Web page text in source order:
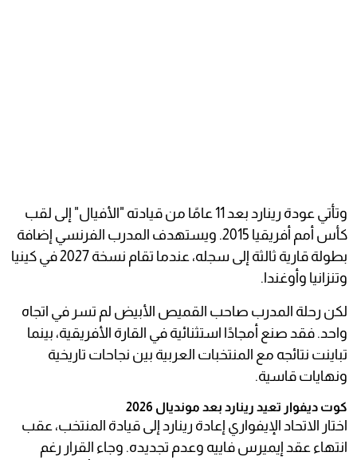
وتأتي عودة رينارد بعد 11 عامًا من قيادته "الأفيال" إلى لقب
كأس أمم أفريقيا 2015. ويستهدف المدرب الفرنسي إضافة
بطولة قارية ثالثة إلى سجله، عندما تقام نسخة 2027 في كينيا
وتنزانيا وأوغندا.
لكن رحلة المدرب صاحب القميص الأبيض لم تسر في اتجاه
واحد. فقد صنع أمجادًا استثنائية في القارة الأفريقية، بينما
تباينت نتائجه مع المنتخبات العربية بين نجاحات تاريخية
ونهايات قاسية.
كوت ديفوار تعيد رينارد بعد مونديال 2026
اختار الاتحاد الإيفواري إعادة رينارد إلى قيادة المنتخب، عقب
انتهاء عقد إيميرس فاييه وعدم تجديده. وجاء القرار رغم